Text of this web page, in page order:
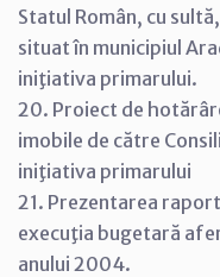
Statul Român, cu
situat în municipiul
iniţiativa primarului.
20. Proiect de
imobile de către
iniţiativa primarului
21. Prezentarea
execuţia bugetară
anului 2004.